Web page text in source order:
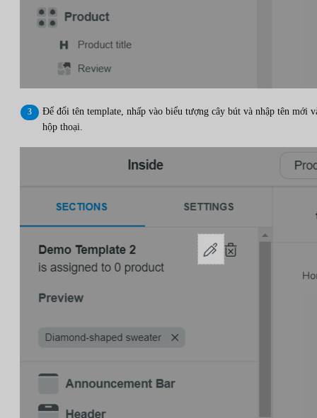
Để đổi tên template, nhấp vào biểu tượng cây bút và nhập tên mới
hộp thoại.